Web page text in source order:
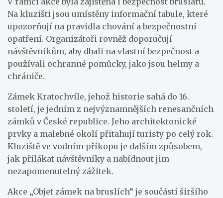
Na kluzišti jsou umístěny informační tabule, které
upozorňují na pravidla chování a bezpečnostní
opatření. Organizátoři rovněž doporučují
návštěvníkům, aby dbali na vlastní bezpečnost a
používali ochranné pomůcky, jako jsou helmy a
chrániče.
Zámek Kratochvíle, jehož historie sahá do 16.
století, je jedním z nejvýznamnějších renesančních
zámků v České republice. Jeho architektonické
prvky a malebné okolí přitahují turisty po celý rok.
Kluziště ve vodním příkopu je dalším způsobem,
jak přilákat návštěvníky a nabídnout jim
nezapomenutelný zážitek.
Akce „Objet zámek na bruslích“ je součástí širšího